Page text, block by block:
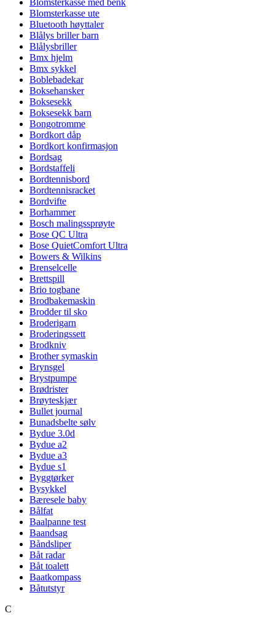
Blomsterkasse med benk
Blomsterkasse ute
Bluetooth høyttaler
Blålys briller barn
Blålysbriller
Bmx hjelm
Bmx sykkel
Boblebadekar
Boksehansker
Boksesekk
Boksesekk barn
Bongotromme
Bordkort dåp
Bordkort konfirmasjon
Bordsag
Bordstaffeli
Bordtennisbord
Bordtennisracket
Bordvifte
Borhammer
Bosch malingssprøyte
Bose QC Ultra
Bose QuietComfort Ultra
Bowers & Wilkins
Brenselcelle
Brettspill
Brio togbane
Brodbakemaskin
Brodder til sko
Broderigarn
Broderingssett
Brodkniv
Brother symaskin
Brynsgel
Brystpumpe
Brødrister
Brøyteskjær
Bullet journal
Bunadsbelte sølv
Bydue 3.0d
Bydue a2
Bydue a3
Bydue s1
Byggtørker
Bysykkel
Bæresele baby
Bålfat
Baalpanne test
Baandsag
Båndsliper
Båt radar
Båt toalett
Baatkompass
Båtutstyr
C